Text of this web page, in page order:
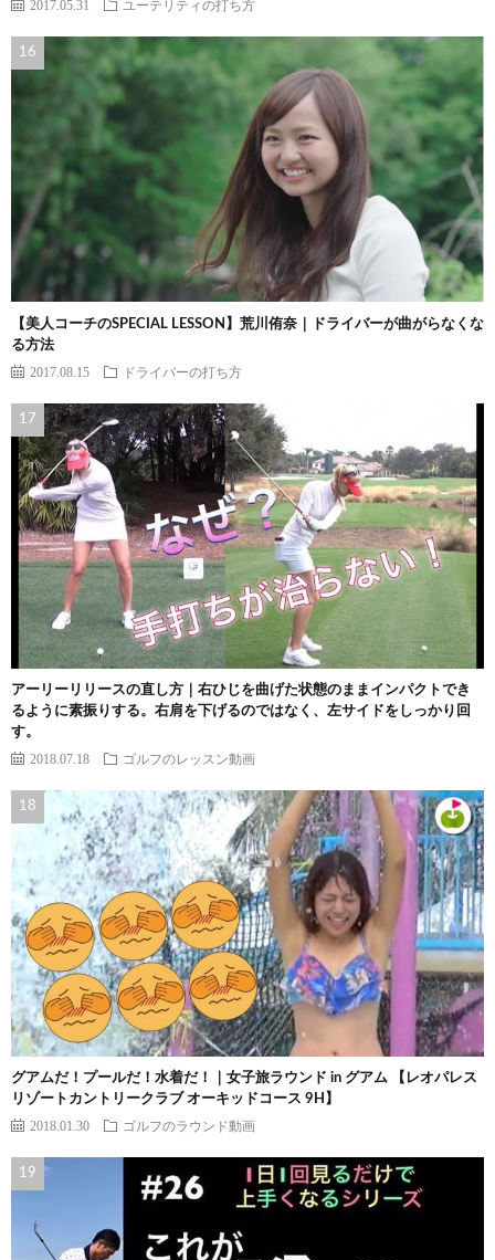
2017.05.31 ユーテリティの打ち方
【美人コーチのSPECIAL LESSON】荒川侑奈｜ドライバーが曲がらなくな
る方法
2017.08.15 ドライバーの打ち方
アーリーリリースの直し方｜右ひじを曲げた状態のままインパクトでき
るように素振りする。右肩を下げるのではなく、左サイドをしっかり回
す。
2018.07.18 ゴルフのレッスン動画
グアムだ！プールだ！水着だ！｜女子旅ラウンド in グアム 【レオパレス
リゾートカントリークラブ オーキッドコース 9H】
2018.01.30 ゴルフのラウンド動画